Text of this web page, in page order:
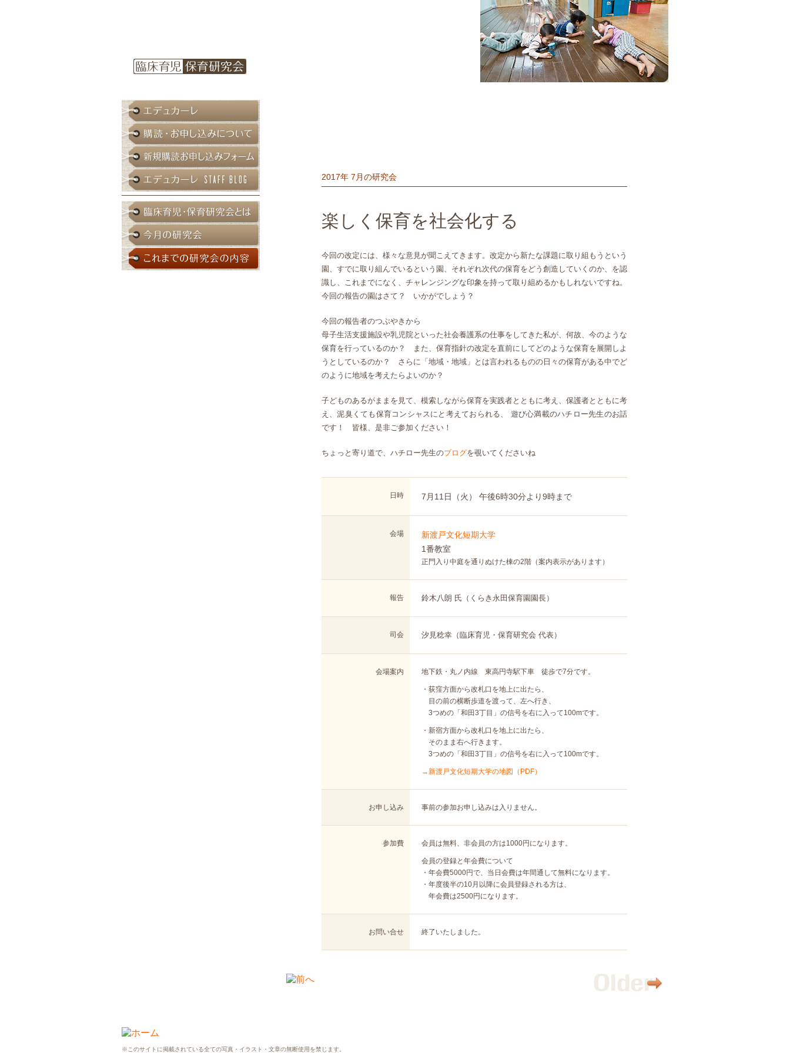
2017年 7月の研究会
楽しく保育を社会化する
今回の改定には、様々な意見が聞こえてきます。改定から新たな課題に取り組もうという
園、すでに取り組んでいるという園、それぞれ次代の保育をどう創造していくのか、を認
識し、これまでになく、チャレンジングな印象を持って取り組めるかもしれないですね。
今回の報告の園はさて？ いかがでしょう？
今回の報告者のつぶやきから
母子生活支援施設や乳児院といった社会養護系の仕事をしてきた私が、何故、今のような
保育を行っているのか？ また、保育指針の改定を直前にしてどのような保育を展開しよ
うとしているのか？ さらに「地域・地域」とは言われるものの日々の保育がある中でど
のように地域を考えたらよいのか？
子どものあるがままを見て、模索しながら保育を実践者とともに考え、保護者とともに考
え、泥臭くても保育コンシャスにと考えておられる、 遊び心満載のハチロー先生のお話
です！ 皆様、是非ご参加ください！
ちょっと寄り道で、ハチロー先生のブログを覗いてくださいね
日時 7月11日（火） 午後6時30分より9時まで
会場
新渡戸文化短期大学
1番教室
正門入り中庭を通りぬけた棟の2階（案内表示があります）
報告 鈴木八朗 氏（くらき永田保育園園長）
司会 汐見稔幸（臨床育児・保育研究会 代表）
会場案内 地下鉄・丸ノ内線 東高円寺駅下車 徒歩で7分です。
・荻窪方面から改札口を地上に出たら、
目の前の横断歩道を渡って、左へ行き、
3つめの「和田3丁目」の信号を右に入って100mです。
・新宿方面から改札口を地上に出たら、
そのまま右へ行きます。
3つめの「和田3丁目」の信号を右に入って100mです。
→新渡戸文化短期大学の地図（PDF）
お申し込み 事前の参加お申し込みは入りません。
参加費 会員は無料、非会員の方は1000円になります。
会員の登録と年会費について
・年会費5000円で、当日会費は年間通して無料になります。
・年度後半の10月以降に会員登録される方は、
年会費は2500円になります。
お問い合せ 終了いたしました。
※このサイトに掲載されている全ての写真・イラスト・文章の無断使用を禁じます。